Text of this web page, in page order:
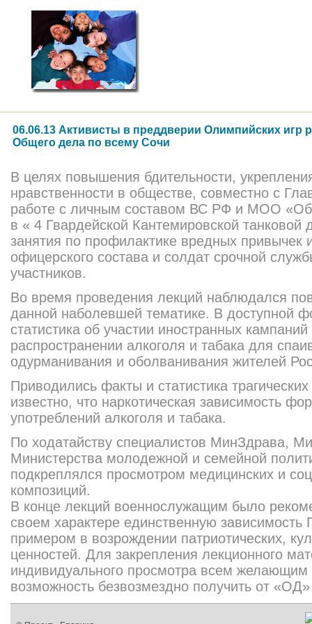
06.06.13 Активисты в преддверии Олимпийских игр
Общего дела по всему Сочи
В целях повышения бдительности,
нравственности в обществе, совместно с
работе с личным составом ВС РФ и МОО
в « 4 Гвардейской Кантемировской танковой
занятия по профилактике вредных привычек
офицерского состава и солдат срочной
участников.
Во время проведения лекций наблюдался
данной наболевшей тематике. В доступной
статистика об участии иностранных
распространении алкоголя и табака для
одурманивания и оболванивания жителей
Приводились факты и статистика
известно, что наркотическая зависимость
употреблений алкоголя и табака.
По ходатайству специалистов МинЗдрава,
Министерства молодежной и семейной
подкреплялся просмотром медицинских и
композиций.
В конце лекций военнослужащим было
своем характере единственную
примером в возрождении патриотических,
ценностей. Для закрепления лекционного
индивидуального просмотра всем
возможность безвозмездно получить от